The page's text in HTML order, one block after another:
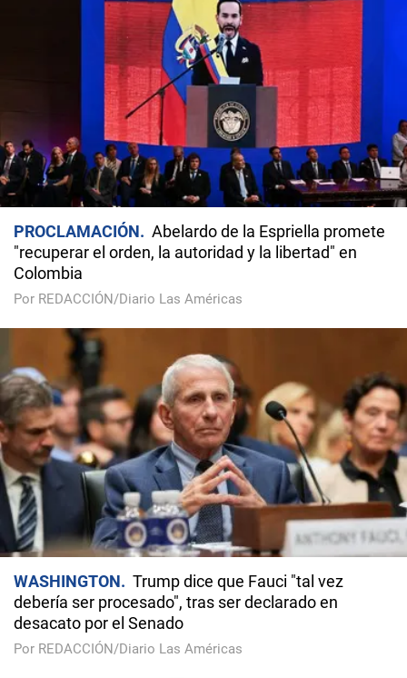
PROCLAMACIÓN
Abelardo de la Espriella promete
"recuperar el orden, la autoridad y la libertad" en
Colombia
Por REDACCIÓN/Diario Las Américas
WASHINGTON
Trump dice que Fauci "tal vez
debería ser procesado", tras ser declarado en
desacato por el Senado
Por REDACCIÓN/Diario Las Américas